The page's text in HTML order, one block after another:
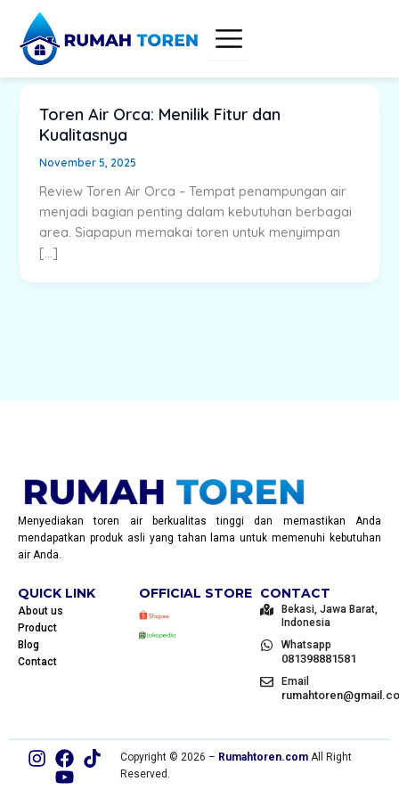
content
Toren Air Orca: Menilik Fitur dan
Kualitasnya
November 5, 2025
Review Toren Air Orca – Tempat penampungan air
menjadi bagian penting dalam kebutuhan berbagai
area. Siapapun memakai toren untuk menyimpan
[…]
Menyediakan toren air berkualitas tinggi dan memastikan Anda
mendapatkan produk asli yang tahan lama untuk memenuhi kebutuhan
air Anda.
QUICK LINK
About us
Product
Blog
Contact
OFFICIAL STORE CONTACT
Bekasi, Jawa Barat,
Indonesia
Whatsapp
081398881581
Email
Copyright © 2026 – Rumahtoren.comAll Right
Reserved.